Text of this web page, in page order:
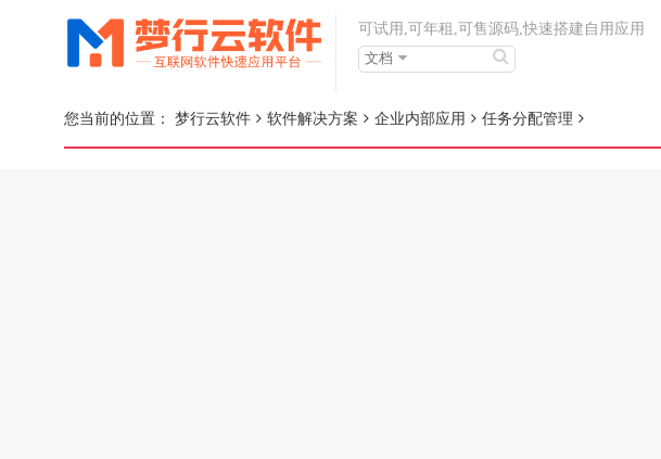
可试用,可年租,可售源码,快速搭建自用应用
文档
您当前的位置： 梦行云软件 软件解决方案 企业内部应用 任务分配管理